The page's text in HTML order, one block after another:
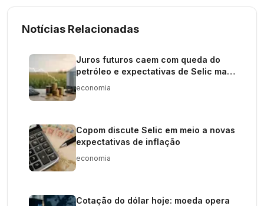
Notícias Relacionadas
Juros futuros caem com queda do
petróleo e expectativas de Selic mais
economia
Copom discute Selic em meio a novas
expectativas de inflação
economia
Cotação do dólar hoje: moeda opera